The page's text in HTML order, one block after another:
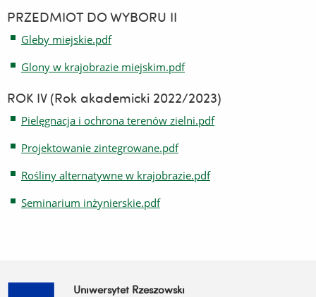
PRZEDMIOT DO WYBORU II
Gleby miejskie.pdf
Glony w krajobrazie miejskim.pdf
ROK IV (Rok akademicki 2022/2023)
Pielęgnacja i ochrona terenów zielni.pdf
Projektowanie zintegrowane.pdf
Rośliny alternatywne w krajobrazie.pdf
Seminarium inżynierskie.pdf
Uniwersytet Rzeszowski